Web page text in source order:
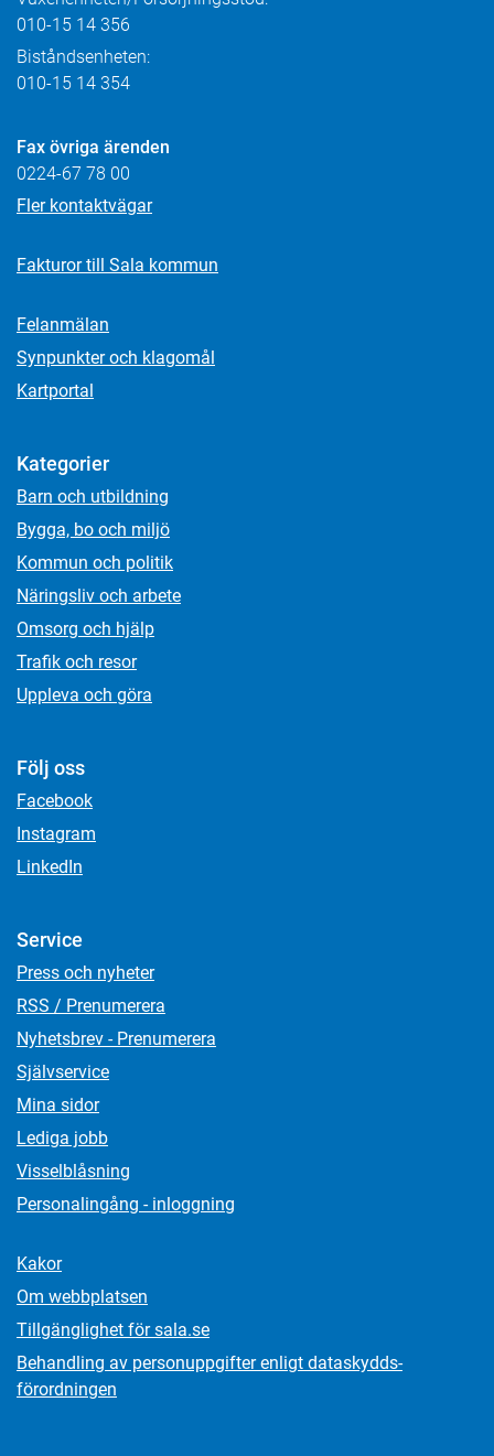
010-15 14 356
Biståndsenheten:
010-15 14 354
Fax övriga ärenden
0224-67 78 00
Fler kontaktvägar
Fakturor till Sala kommun
Felanmälan
Synpunkter och klagomål
Kartportal
Kategorier
Barn och utbildning
Bygga, bo och miljö
Kommun och politik
Näringsliv och arbete
Omsorg och hjälp
Trafik och resor
Uppleva och göra
Följ oss
Facebook
Instagram
LinkedIn
Service
Press och nyheter
RSS / Prenumerera
Nyhetsbrev - Prenumerera
Självservice
Mina sidor
Lediga jobb
Visselblåsning
Personalingång - inloggning
Kakor
Om webbplatsen
Tillgänglighet för sala.se
Behandling av personuppgifter enligt dataskydds­
förordningen